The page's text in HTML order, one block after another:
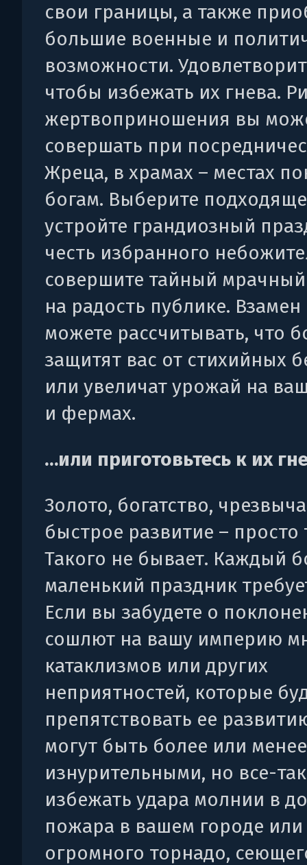
свои границы, а также
большие военные и
возможности.
чтобы избежать их гнева.
жертвоприношения вы
совершать при
Жреца, в храмах – местах
богам. Выберите
устройте грандиозный
честь избранного
совершите тайный
на радость публике.
можете рассчитывать, что
защитят вас от стихийных
или увеличат урожай на
и фермах.
…или приготовьтесь к их
Золото, богатство,
быстрое развитие – просто
Такого не бывает. Каждый
маленький праздник
Если вы забудете о
сошлют на вашу империю
катаклизмов или других
неприятностей, которые
препятствовать ее
могут быть более или менее
изнурительными, но все-
избежать удара молнии в
пожара в вашем городе или
огромного торнадо,